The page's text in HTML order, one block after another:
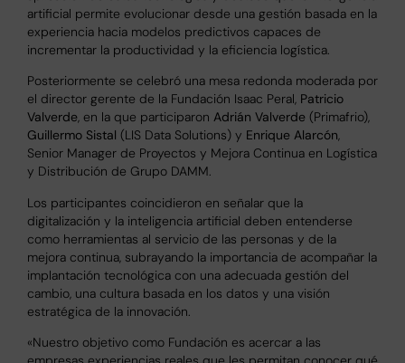
artificial permite evolucionar desde una gestión basada en la
experiencia hacia modelos predictivos capaces de
incrementar la productividad y la eficiencia logística.
Posteriormente se celebró una mesa redonda moderada por
el director gerente de la Fundación Isaac Peral, Patricio
Valverde, en la que participaron Adrián Valverde (Primafrio),
Guillermo Sistal (LIS Data Solutions) y Enrique Alarcón,
Senior Manager de Proyectos y Mejora Continua en Logística
y Distribución de Grupo DAMM.
Los participantes coincidieron en señalar que la
digitalización y la inteligencia artificial deben entenderse
como herramientas al servicio de las personas y de la
mejora continua, subrayando la importancia de acompañar la
implantación tecnológica con una adecuada gestión del
cambio, una cultura basada en los datos y una visión
estratégica de la innovación.
«Nuestro objetivo como Fundación es acercar a las